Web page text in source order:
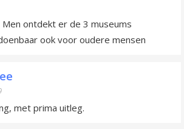
Men ontdekt er de 3 museums
ook voor oudere mensen
met prima uitleg.